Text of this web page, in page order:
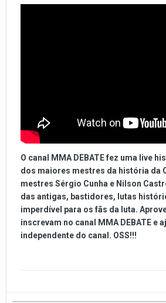
O canal MMA DEBATE fez uma live
dos maiores mestres da história da
mestres Sérgio Cunha e Nilson
das antigas, bastidores, lutas
imperdível para os fãs da luta.
inscrevam no canal MMA DEBATE e
independente do canal. OSS!!!